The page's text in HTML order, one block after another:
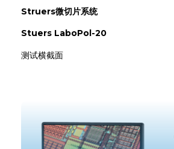
Struers微切片系统
Stuers LaboPol-20
测试横截面